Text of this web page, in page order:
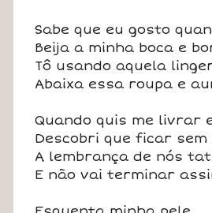
Sabe que eu gosto
Beija a minha boca e
Tô usando aquela
Abaixa essa roupa e
Quando quis me livrar
Descobri que ficar
A lembrança de nós
E não vai terminar